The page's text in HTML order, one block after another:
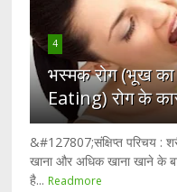
4
भस्मक रोग (भूख
Eating) रोग के
&#127807;संक्षिप्त परिचय :
खाना और अधिक खाना खाने के
है... Readmore